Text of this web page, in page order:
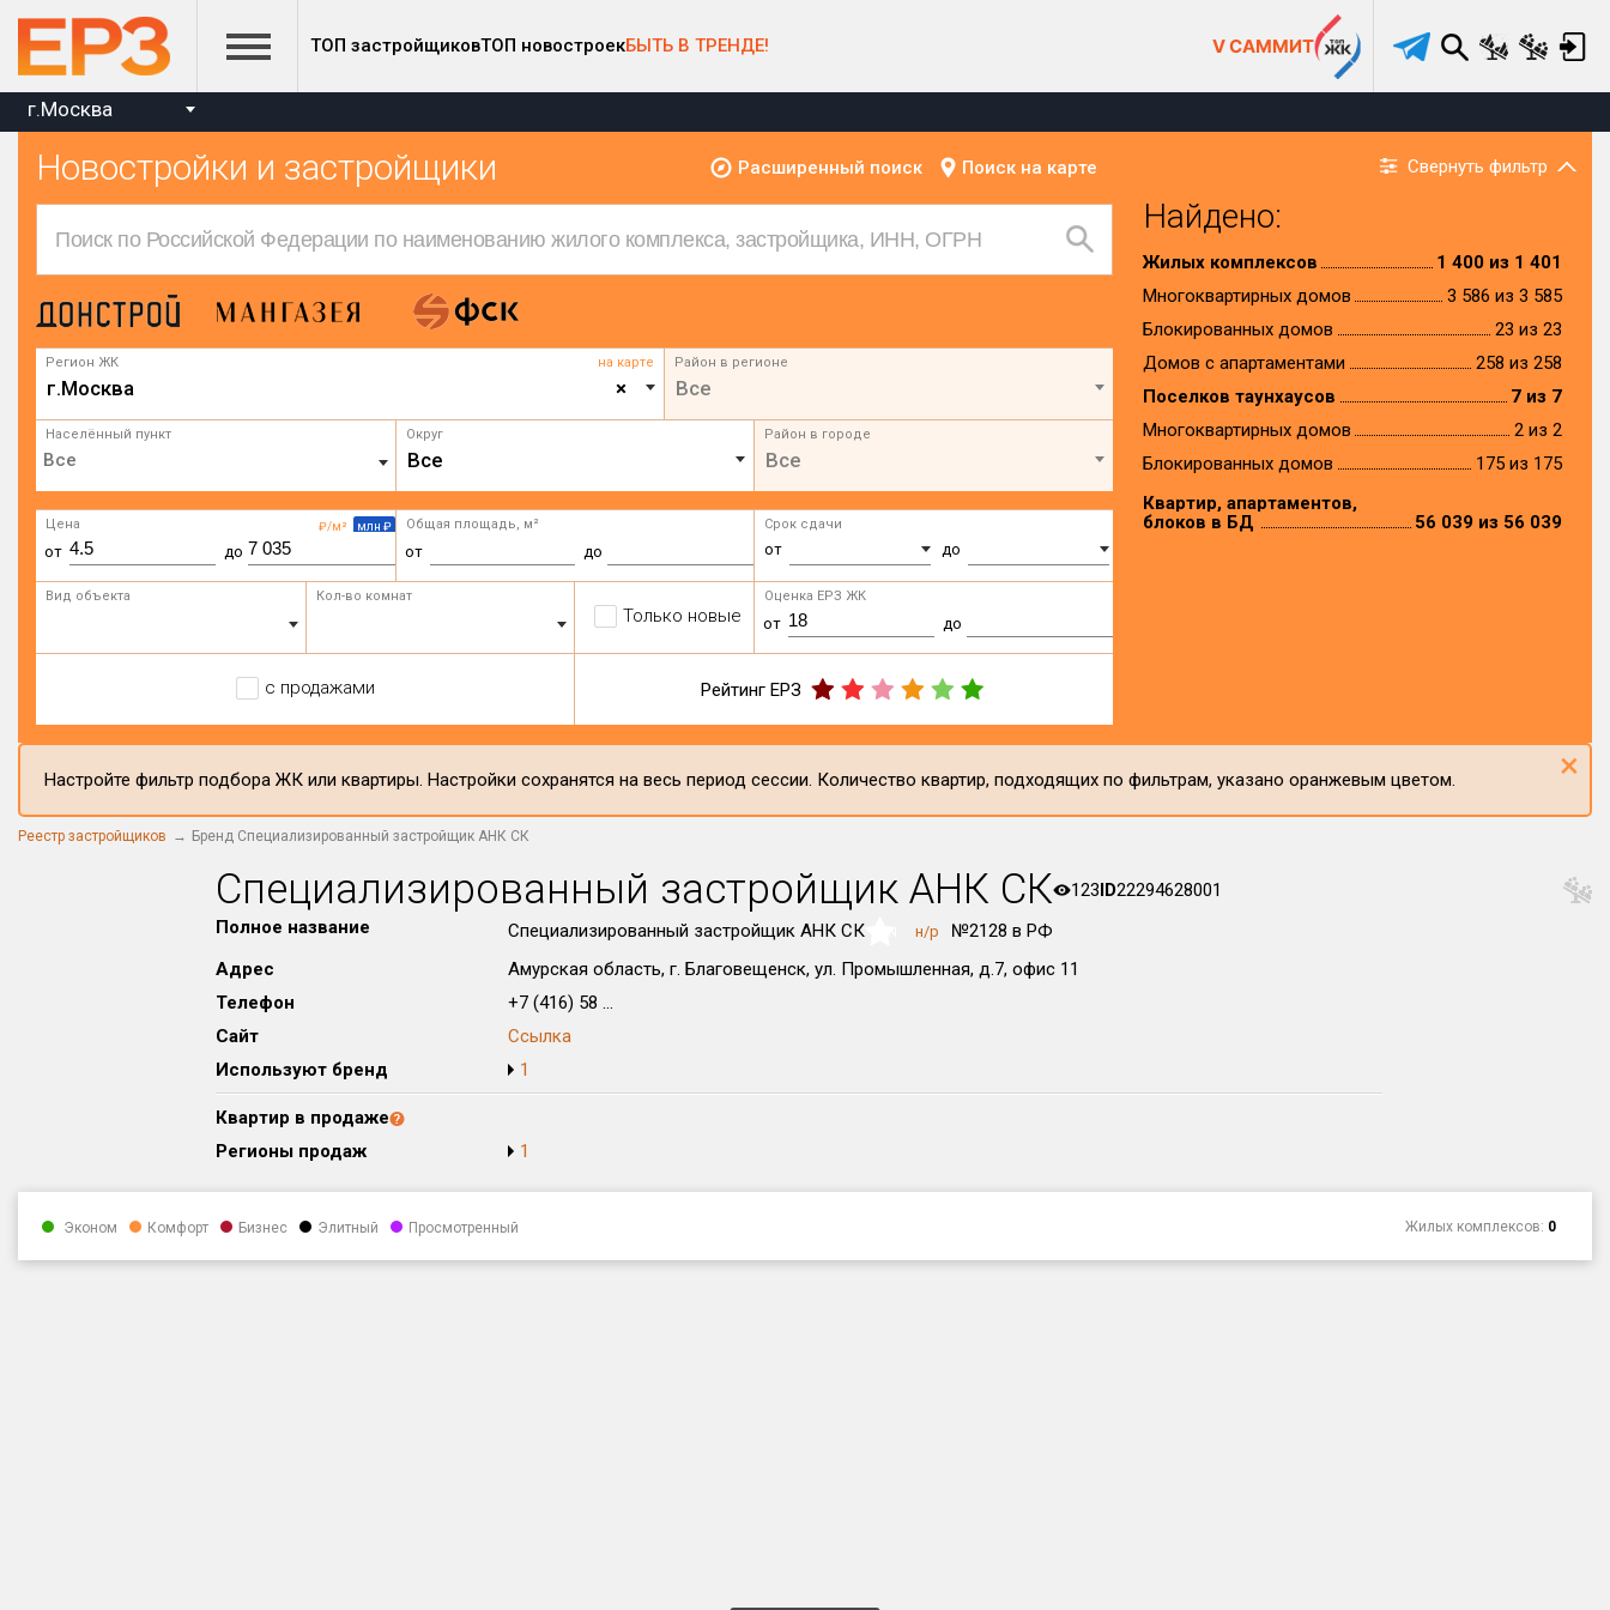
ТОП застройщиковТОП новостроекБЫТЬ В ТРЕНДЕ! V САММИТ
г.Москва
Новостройки и застройщики Расширенный поиск Поиск на карте Свернуть фильтр
Регион ЖК на карте
×
г.Москва
Район в регионе
Все
Населённый пункт Округ
Все
Район в городе
Все
₽/м² млн ₽
Цена
от до
Общая площадь, м²
от до
Срок сдачи
от до
Вид объекта Кол-во комнат
Только новые
Оценка ЕРЗ ЖК
от до
с продажами Рейтинг ЕРЗ
Найдено:
Жилых комплексов
1 400 из 1 401
Многоквартирных домов
3 586 из 3 585
Блокированных домов
23 из 23
Домов с апартаментами
258 из 258
Поселков таунхаусов
7 из 7
Многоквартирных домов
2 из 2
Блокированных домов
175 из 175
Квартир, апартаментов,
блоков в БД
56 039 из 56 039
Настройте фильтр подбора ЖК или квартиры. Настройки сохранятся на весь период сессии. Количество квартир, подходящих по фильтрам, указано оранжевым цветом. ×
Реестр застройщиков Бренд Специализированный застройщик АНК СК
Специализированный застройщик АНК СК 123ID22294628001
Полное название
Специализированный застройщик АНК СК н/р
№2128 в РФ
Адрес
Амурская область, г. Благовещенск, ул. Промышленная, д.7, офис 11
Телефон
+7 (416) 58 ...
Сайт
Ссылка
Используют бренд
1
Квартир в продаже
Регионы продаж
1
Эконом Комфорт Бизнес Элитный Просмотренный Жилых комплексов: 0